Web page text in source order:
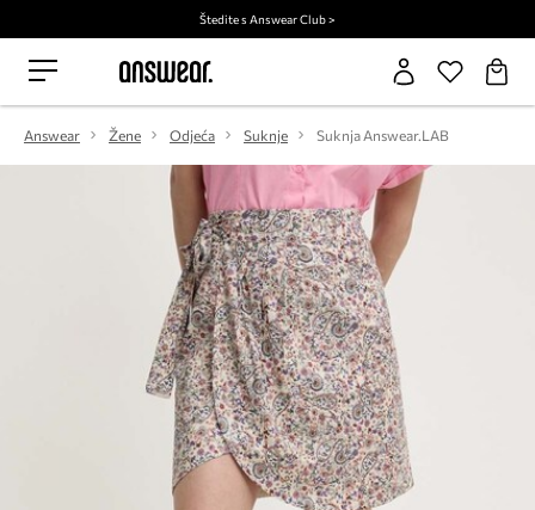
Štedite s Answear Club >
Answear Žene Odjeća Suknje Suknja Answear.LAB